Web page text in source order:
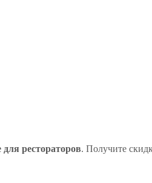
рестораторов. Получите